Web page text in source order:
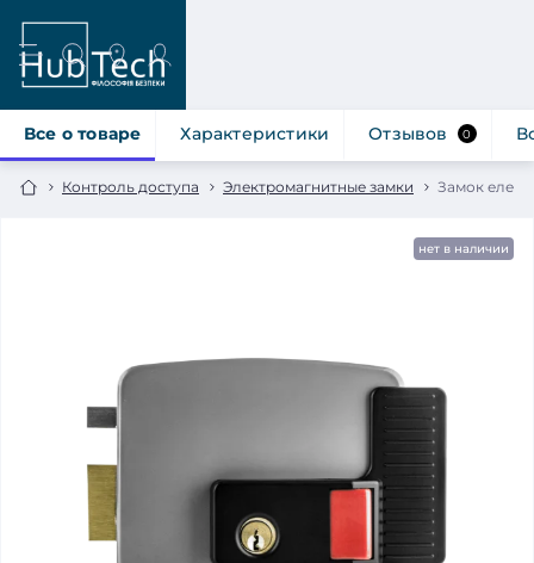
Контроль доступа Электромагнитные замки Замок
Все о товаре Характеристики Отзывов 0
нет в наличии